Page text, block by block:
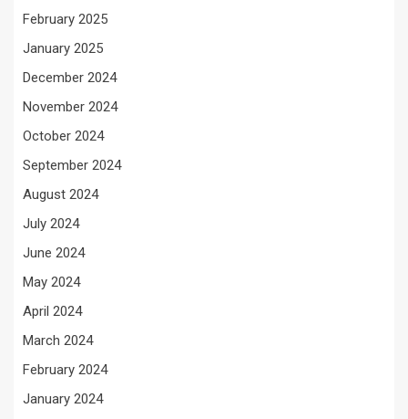
February 2025
January 2025
December 2024
November 2024
October 2024
September 2024
August 2024
July 2024
June 2024
May 2024
April 2024
March 2024
February 2024
January 2024